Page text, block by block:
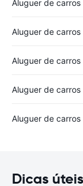
Aluguer de
Dicas